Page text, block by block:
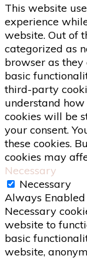
This website
experience
website. Out of
categorized as
browser as
basic
third-party
understand
cookies will be
your consent.
these cookies.
cookies may
Necessary
Necessary
Always Enabled
Necessary
website to
basic
website,